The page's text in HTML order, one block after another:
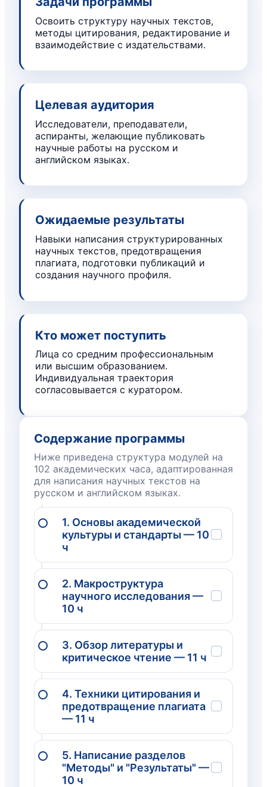
Освоить структуру научных текстов,
методы цитирования, редактирование и
взаимодействие с издательствами.
Целевая аудитория
Исследователи, преподаватели,
аспиранты, желающие публиковать
научные работы на русском и
английском языках.
Ожидаемые результаты
Навыки написания структурированных
научных текстов, предотвращения
плагиата, подготовки публикаций и
создания научного профиля.
Кто может поступить
Лица со средним профессиональным
или высшим образованием.
Индивидуальная траектория
согласовывается с куратором.
Содержание программы
Ниже приведена структура модулей на
102 академических часа, адаптированная
для написания научных текстов на
русском и английском языках.
1. Основы академической
культуры и стандарты — 10
ч
2. Макроструктура
научного исследования —
10 ч
3. Обзор литературы и
критическое чтение — 11 ч
4. Техники цитирования и
предотвращение плагиата
— 11 ч
5. Написание разделов
"Методы" и "Результаты" —
10 ч